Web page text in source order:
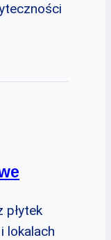
płytek
lokalach